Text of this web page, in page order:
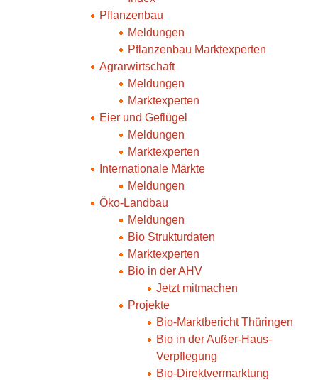
Pflanzenbau
Meldungen
Pflanzenbau Marktexperten
Agrarwirtschaft
Meldungen
Marktexperten
Eier und Geflügel
Meldungen
Marktexperten
Internationale Märkte
Meldungen
Öko-Landbau
Meldungen
Bio Strukturdaten
Marktexperten
Bio in der AHV
Jetzt mitmachen
Projekte
Bio-Marktbericht Thüringen
Bio in der Außer-Haus-
Verpflegung
Bio-Direktvermarktung